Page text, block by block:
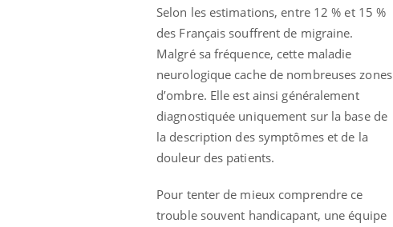
Selon les estimations, entre 12 % et 15 %
des Français souffrent de migraine.
Malgré sa fréquence, cette maladie
neurologique cache de nombreuses zones
d’ombre. Elle est ainsi généralement
diagnostiquée uniquement sur la base de
la description des symptômes et de la
douleur des patients.
Pour tenter de mieux comprendre ce
trouble souvent handicapant, une équipe
Mordue par un
barracuda, une petite fille
secourue grâce à un
réflexe essentiel
contamination ?